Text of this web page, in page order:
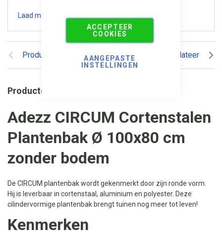
ACCEPTEER
COOKIES
AANGEPASTE
INSTELLINGEN
Productomschrijving Reviews Gerelateerde
Productomschrijving
Adezz CIRCUM Cortenstalen
Plantenbak Ø 100x80 cm
zonder bodem
De CIRCUM plantenbak wordt gekenmerkt door zijn ronde vorm.
Hij is leverbaar in cortenstaal, aluminium en polyester. Deze
cilindervormige plantenbak brengt tuinen nog meer tot leven!
Kenmerken
Laad meer specificaties